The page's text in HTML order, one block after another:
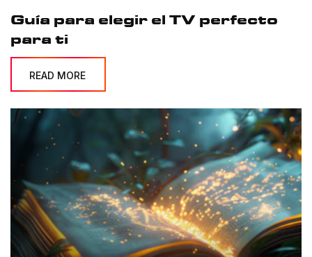
Guía para elegir el TV perfecto
para ti
READ MORE